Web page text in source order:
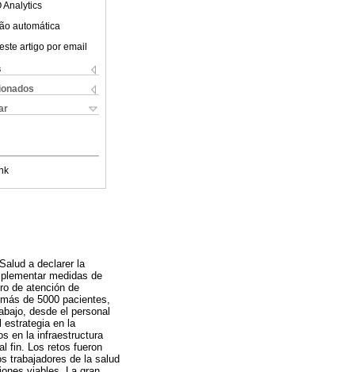
Analytics
automática
artigo por email
a declarer la
medidas de
de atención de
de 5000 pacientes,
desde el personal
estrategia en la
en la infraestructura
fin. Los retos fueron
trabajadores de la salud